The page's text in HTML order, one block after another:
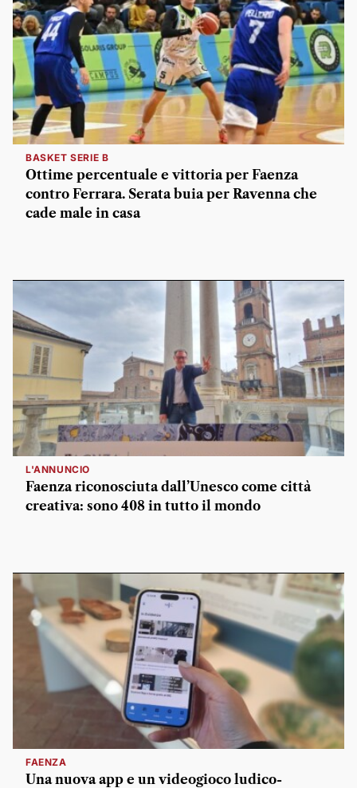
BASKET SERIE B
Ottime percentuale e vittoria per Faenza
contro Ferrara. Serata buia per Ravenna che
cade male in casa
L'ANNUNCIO
Faenza riconosciuta dall’Unesco come città
creativa: sono 408 in tutto il mondo
FAENZA
Una nuova app e un videogioco ludico-